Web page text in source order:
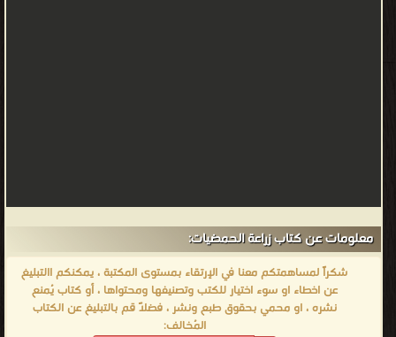
معلومات عن كتاب زراعة الحمضيات:
شكراً لمساهمتكم معنا في الإرتقاء بمستوى المكتبة ، يمكنكم االتبليغ
عن اخطاء او سوء اختيار للكتب وتصنيفها ومحتواها ، أو كتاب يُمنع
نشره ، او محمي بحقوق طبع ونشر ، فضلاً قم بالتبليغ عن الكتاب
المُخالف: